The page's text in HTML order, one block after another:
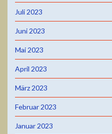
Juli 2023
Juni 2023
Mai 2023
April 2023
März 2023
Februar 2023
Januar 2023